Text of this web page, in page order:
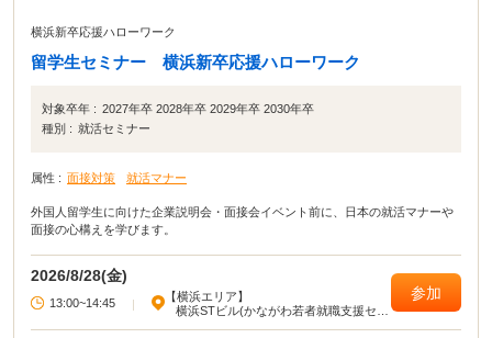
横浜新卒応援ハローワーク
留学生セミナー 横浜新卒応援ハローワーク
対象卒年 : 2027年卒 2028年卒 2029年卒 2030年卒
種別 : 就活セミナー
属性 : 面接対策 就活マナー
外国人留学生に向けた企業説明会・面接会イベント前に、日本の就活マナーや
面接の心構えを学びます。
2026/8/28(金)
13:00~14:45 |
【横浜エリア】
横浜STビル(かながわ若者就職支援セン
参加